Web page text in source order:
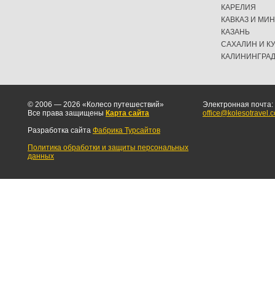
КАРЕЛИЯ
КАВКАЗ И
КАЗАНЬ
САХАЛИН И
КАЛИНИНГРАД
© 2006 — 2026 «Колесо путешествий»
Все права защищены Карта сайта
Разработка сайта Фабрика Турсайтов
Политика обработки и защиты персональных
данных
Электронная почта: